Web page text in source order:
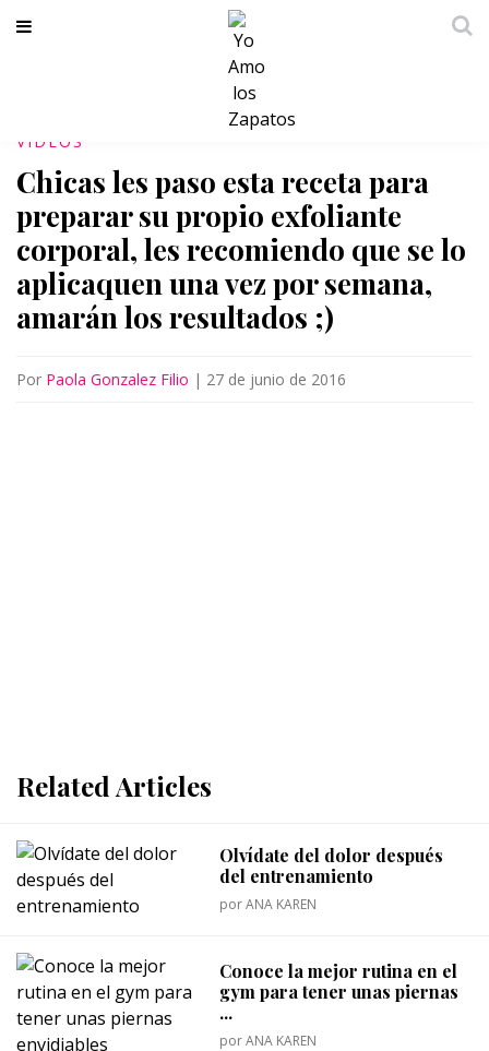
VIDEOS
Chicas les paso esta receta para
preparar su propio exfoliante
corporal, les recomiendo que se lo
aplicaquen una vez por semana,
amarán los resultados ;)
Por Paola Gonzalez Filio | 27 de junio de 2016
Related Articles
Olvídate del dolor después
del entrenamiento
porANA KAREN
Conoce la mejor rutina en el
gym para tener unas piernas
...
porANA KAREN